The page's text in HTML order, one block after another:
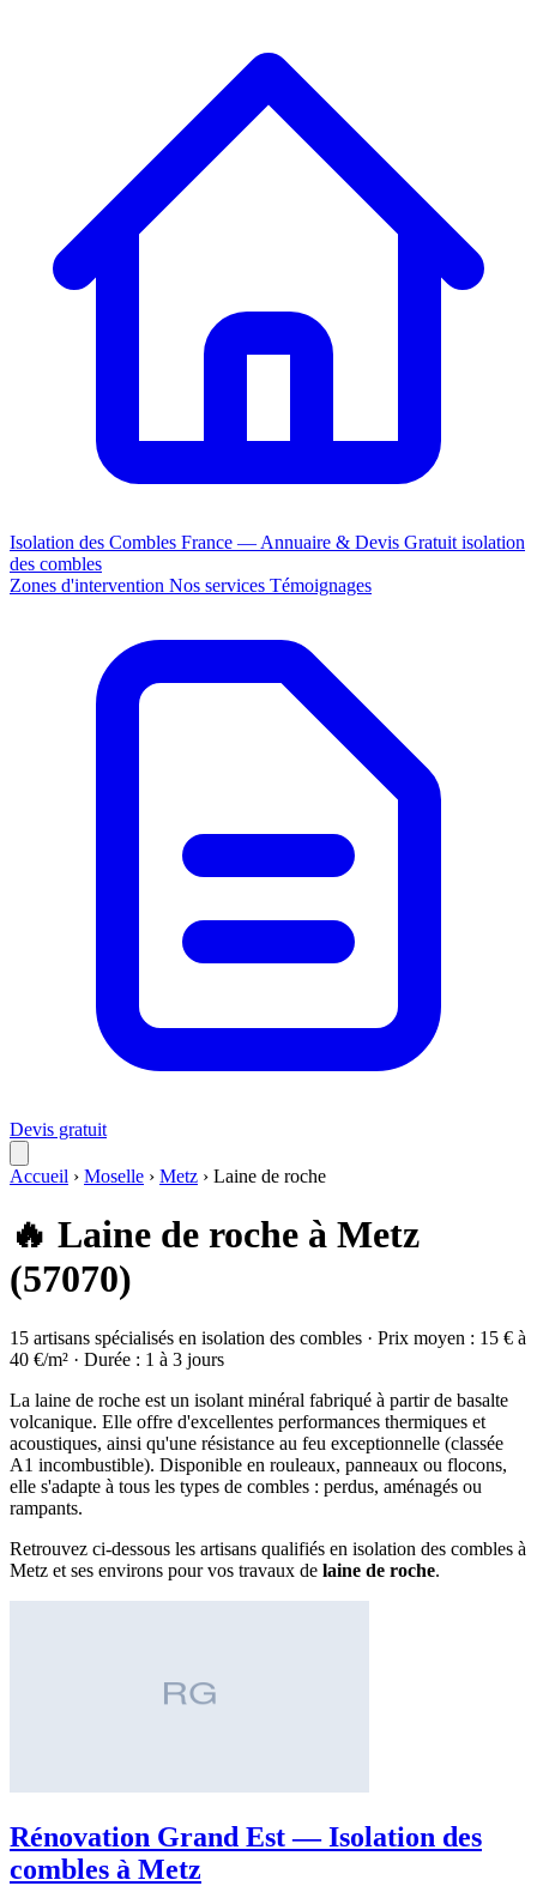
Isolation des Combles France — Annuaire & Devis Gratuit isolation
des combles
Zones d'intervention Nos services Témoignages
Devis gratuit
Accueil › Moselle › Metz › Laine de roche
🔥 Laine de roche à Metz
(57070)
15 artisans spécialisés en isolation des combles · Prix moyen : 15 € à
40 €/m² · Durée : 1 à 3 jours
La laine de roche est un isolant minéral fabriqué à partir de basalte
volcanique. Elle offre d'excellentes performances thermiques et
acoustiques, ainsi qu'une résistance au feu exceptionnelle (classée
A1 incombustible). Disponible en rouleaux, panneaux ou flocons,
elle s'adapte à tous les types de combles : perdus, aménagés ou
rampants.
Retrouvez ci-dessous les artisans qualifiés en isolation des combles à
Metz et ses environs pour vos travaux de laine de roche.
Rénovation Grand Est — Isolation des
combles à Metz